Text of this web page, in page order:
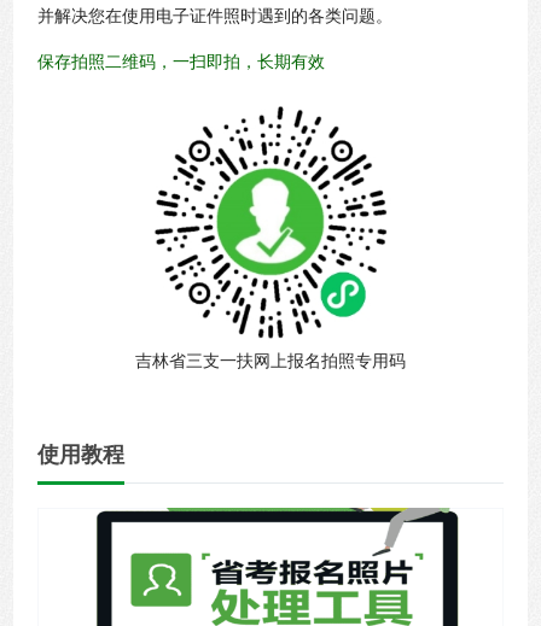
并解决您在使用电子证件照时遇到的各类问题。
保存拍照二维码，一扫即拍，长期有效
吉林省三支一扶网上报名拍照专用码
使用教程